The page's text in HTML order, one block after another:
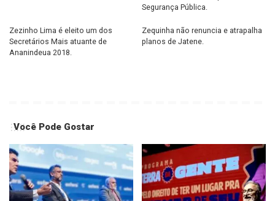
Segurança Pública.
Zezinho Lima é eleito um dos
Secretários Mais atuante de
Ananindeua 2018.
Zequinha não renuncia e atrapalha
planos de Jatene.
Você Pode Gostar